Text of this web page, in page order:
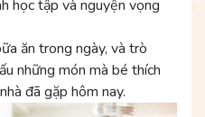
học tập và nguyện vọng
ăn trong ngày, và trò
những món mà bé thích
đã gặp hôm nay.